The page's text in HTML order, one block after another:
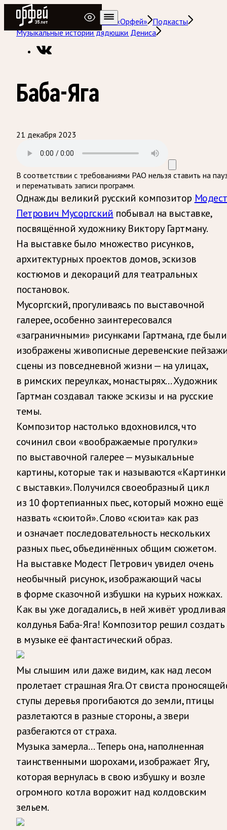
Радио Орфей
Радио классической музыки «Орфей» Подкасты
Музыкальные истории дядюшки Дениса
Баба-Яга
21 декабря 2023
В соответствии с требованиями РАО нельзя ставить на
и перематывать записи программ.
Однажды великий русский композитор Модест
Петрович Мусоргский побывал на выставке,
посвящённой художнику Виктору Гартману.
На выставке было множество рисунков,
архитектурных проектов домов, эскизов
костюмов и декораций для театральных
постановок.
Мусоргский, прогуливаясь по выставочной
галерее, особенно заинтересовался
«заграничными» рисунками Гартмана, где были
изображены живописные деревенские
сцены из повседневной жизни — на улицах,
в римских переулках, монастырях… Художник
Гартман создавал также эскизы и на русские
темы.
Композитор настолько вдохновился, что
сочинил свои «воображаемые прогулки»
по выставочной галерее — музыкальные
картины, которые так и называются «Картинки
с выставки». Получился своеобразный цикл
из 10 фортепианных пьес, который можно ещё
назвать «сюитой». Слово «сюита» как раз
и означает последовательность нескольких
разных пьес, объединённых общим сюжетом.
На выставке Модест Петрович увидел очень
необычный рисунок, изображающий часы
в форме сказочной избушки на курьих ножках.
Как вы уже догадались, в ней живёт уродливая
колдунья Баба-Яга! Композитор решил создать
в музыке её фантастический образ.
Мы слышим или даже видим, как над лесом
пролетает страшная Яга. От свиста
ступы деревья прогибаются до земли, птицы
разлетаются в разные стороны, а звери
разбегаются от страха.
Музыка замерла… Теперь она, наполненная
таинственными шорохами, изображает Ягу,
которая вернулась в свою избушку и возле
огромного котла ворожит над колдовским
зельем.